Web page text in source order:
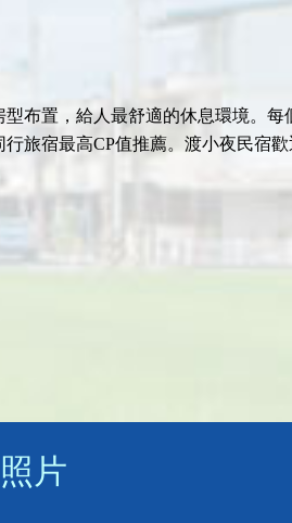
布置，給人最舒適的休息環境。
旅宿最高CP值推薦。渡小夜民宿歡
片